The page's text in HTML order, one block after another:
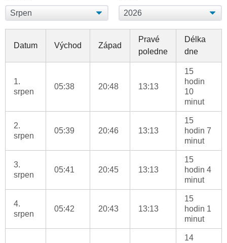
Datum Východ Západ
Pravé
poledne
Délka
dne
1.
srpen
05:38 20:48 13:13
15
hodin
10
minut
2.
srpen
05:39 20:46 13:13
15
hodin 7
minut
3.
srpen
05:41 20:45 13:13
15
hodin 4
minut
4.
srpen
05:42 20:43 13:13
15
hodin 1
minut
14